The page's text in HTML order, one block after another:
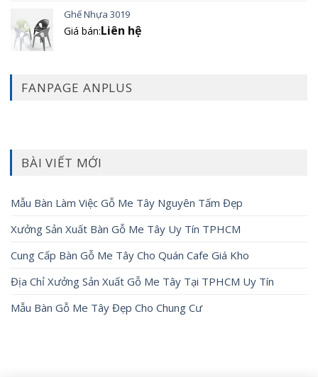
Ghế Nhựa 3019
Giá bán:Liên hệ
FANPAGE ANPLUS
BÀI VIẾT MỚI
Mẫu Bàn Làm Việc Gỗ Me Tây Nguyên Tấm Đẹp
Xưởng Sản Xuất Bàn Gỗ Me Tây Uy Tín TPHCM
Cung Cấp Bàn Gỗ Me Tây Cho Quán Cafe Giá Kho
Địa Chỉ Xưởng Sản Xuất Gỗ Me Tây Tại TPHCM Uy Tín
Mẫu Bàn Gỗ Me Tây Đẹp Cho Chung Cư